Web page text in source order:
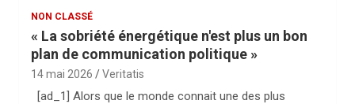
NON CLASSÉ
« La sobriété énergétique n'est plus un bon
plan de communication politique »
14 mai 2026 Veritatis
[ad_1] Alors que le monde connait une des plus